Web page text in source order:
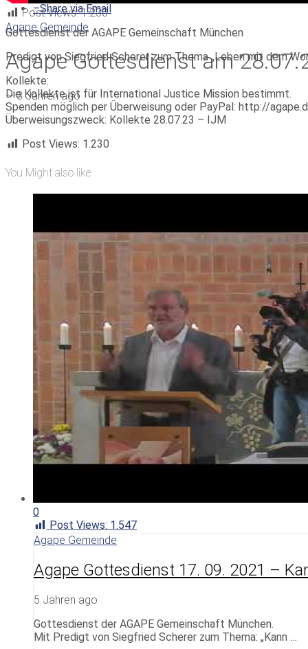
Post Views: 1.230
Agape Gemeinde
Agape Gottesdienst am
— 3 Jahren ago
–Share via Email
Gottesdienst der AGAPE Gemeinschaft München
Predigt von Siegfried Scherer zum Thema „Leben mit dem
Kollekte:
Die Kollekte ist für International Justice Mission bestimmt.
Spenden möglich per Überweisung oder PayPal: http://
Überweisungszweck: Kollekte 28.07.23 – IJM
Post Views: 1.230
You Might also like
0
Post Views: 1.547
Agape Gemeinde
Agape Gottesdienst 17. 09. 2021 –
5 Jahren ago
Gottesdienst der AGAPE Gemeinschaft München.
Mit Predigt von Siegfried Scherer zum Thema: „Kann …